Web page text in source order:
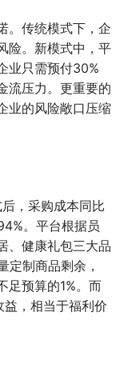
。传统模式下，企
险。新模式中，平
业只需预付30%
流压力。更重要的
业的风险敞口压缩
，采购成本同比
。平台根据员
、健康礼包三大品
定制商品剩余，
足预算的1%。而
，相当于福利价